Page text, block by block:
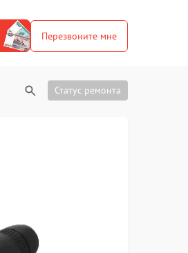
Перезвоните мне
Статус ремонта